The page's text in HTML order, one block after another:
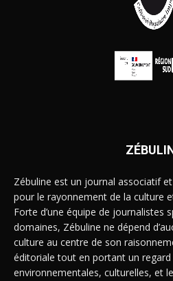
Zébuline est un journal associatif
pour le rayonnement de la culture
Forte d’une équipe de journalistes
domaines, Zébuline ne dépend
culture au centre de son
éditoriale tout en portant un
environnementales, culturelles, et